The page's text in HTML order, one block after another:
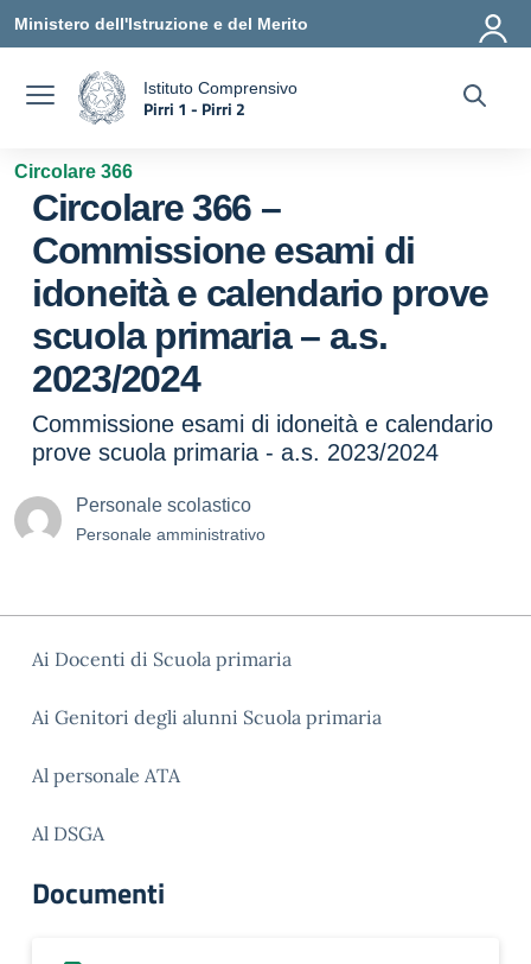
Ministero dell'Istruzione e del Merito
Istituto Comprensivo
Pirri 1 - Pirri 2
Circolare 366
Circolare 366 –
Commissione esami di
idoneità e calendario prove
scuola primaria – a.s.
2023/2024
Commissione esami di idoneità e calendario
prove scuola primaria - a.s. 2023/2024
Personale scolastico
Personale amministrativo
Ai Docenti di Scuola primaria
Ai Genitori degli alunni Scuola primaria
Al personale ATA
Al DSGA
Documenti